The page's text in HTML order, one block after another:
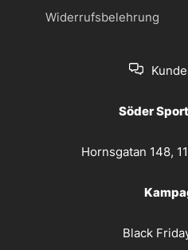
Widerrufsbelehrung
Söder
Hornsgatan 148,
Black